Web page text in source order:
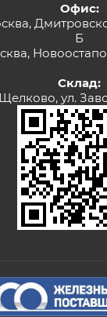
Офис:
Б
Склад:
Щелково, ул.